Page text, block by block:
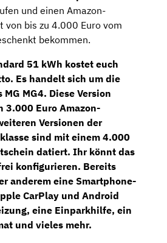
und einen Amazon-
von bis zu 4.000 Euro vom
bekommen.
51 kWh kostet euch
. Es handelt sich um die
MG4. Diese Version
3.000 Euro Amazon-
Versionen der
sind mit einem 4.000
datiert. Ihr könnt das
konfigurieren. Bereits
anderem eine Smartphone-
CarPlay und Android
eine Einparkhilfe, ein
und vieles mehr.